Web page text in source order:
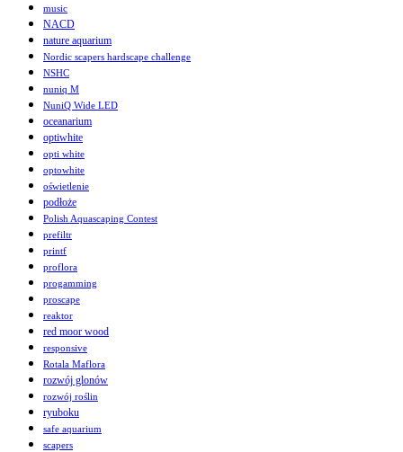
music
NACD
nature aquarium
Nordic scapers hardscape challenge
NSHC
nuniq M
NuniQ Wide LED
oceanarium
optiwhite
opti white
optowhite
oświetlenie
podłoże
Polish Aquascaping Contest
prefiltr
printf
proflora
progamming
proscape
reaktor
red moor wood
responsive
Rotala Maflora
rozwój glonów
rozwój roślin
ryuboku
safe aquarium
scapers